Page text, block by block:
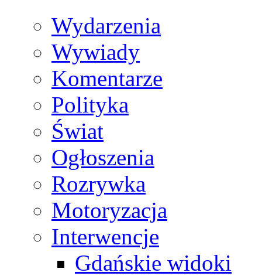
Wydarzenia
Wywiady
Komentarze
Polityka
Świat
Ogłoszenia
Rozrywka
Motoryzacja
Interwencje
Gdańskie widoki